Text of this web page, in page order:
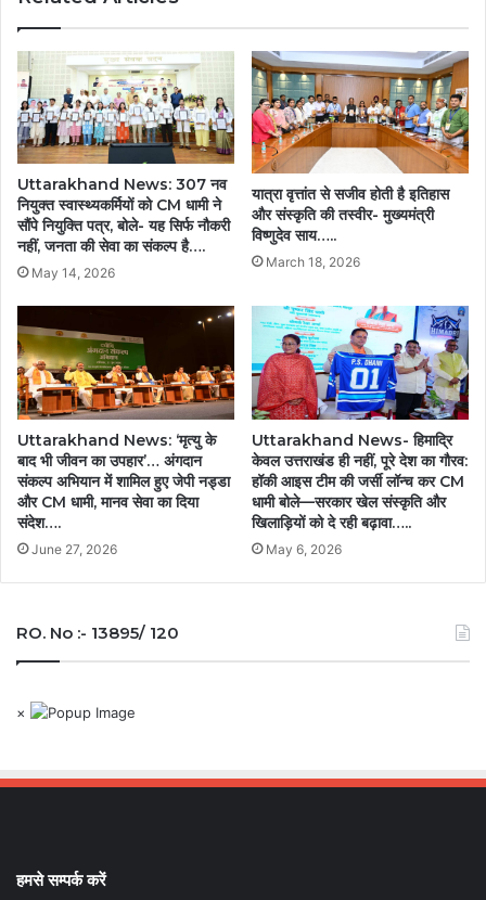
Uttarakhand News: 307 नव
नियुक्त स्वास्थ्यकर्मियों को CM धामी ने
सौंपे नियुक्ति पत्र, बोले- यह सिर्फ नौकरी
नहीं, जनता की सेवा का संकल्प है….
May 14, 2026
यात्रा वृत्तांत से सजीव होती है इतिहास
और संस्कृति की तस्वीर- मुख्यमंत्री
विष्णुदेव साय…..
March 18, 2026
Uttarakhand News: ‘मृत्यु के
बाद भी जीवन का उपहार’… अंगदान
संकल्प अभियान में शामिल हुए जेपी नड्डा
और CM धामी, मानव सेवा का दिया
संदेश….
June 27, 2026
Uttarakhand News- हिमाद्रि
केवल उत्तराखंड ही नहीं, पूरे देश का गौरव:
हॉकी आइस टीम की जर्सी लॉन्च कर CM
धामी बोले—सरकार खेल संस्कृति और
खिलाड़ियों को दे रही बढ़ावा…..
May 6, 2026
RO. No :- 13895/ 120
×
हमसे सम्पर्क करें